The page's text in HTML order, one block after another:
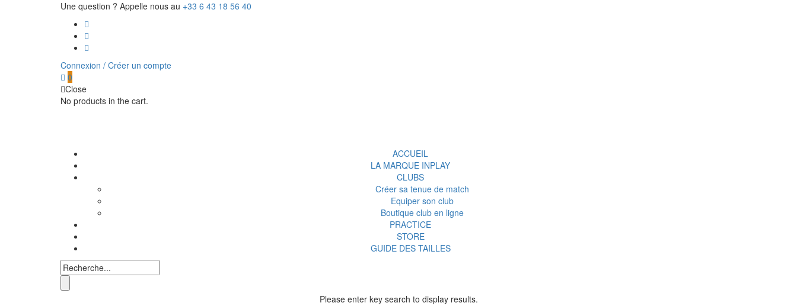
Une question ? Appelle nous au +33 6 43 18 56 40
Connexion / Créer un compte
0
Close
No products in the cart.
ACCUEIL
LA MARQUE INPLAY
CLUBS
Créer sa tenue de match
Equiper son club
Boutique club en ligne
PRACTICE
STORE
GUIDE DES TAILLES
Please enter key search to display results.